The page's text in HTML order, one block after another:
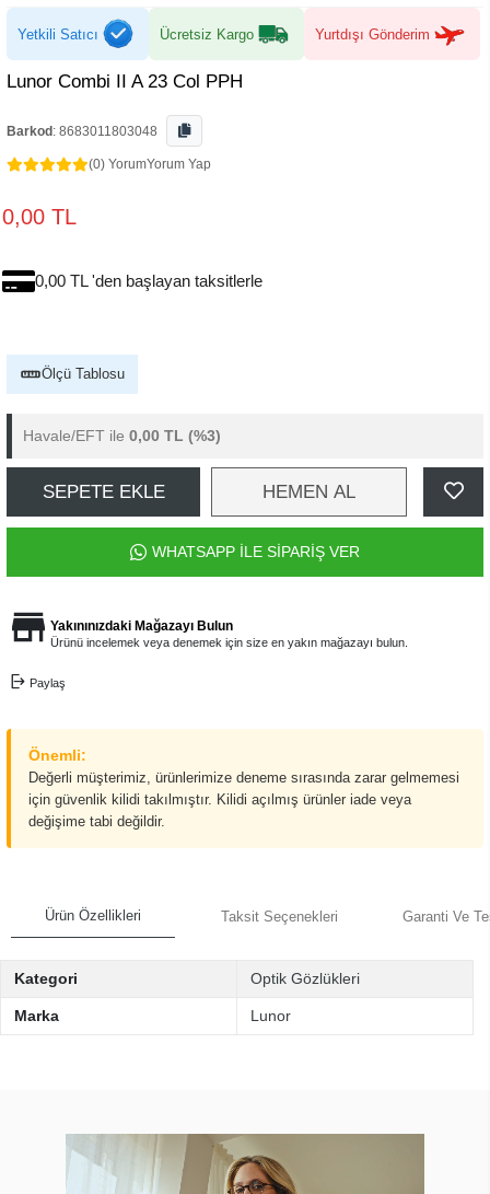
Yetkili Satıcı Ücretsiz Kargo Yurtdışı Gönderim
Lunor Combi II A 23 Col PPH
Barkod : 8683011803048
(0) YorumYorum Yap
0,00 TL
0,00 TL 'den başlayan taksitlerle
Ölçü Tablosu
Havale/EFT ile 0,00 TL (%3)
SEPETE EKLE HEMEN AL
WHATSAPP İLE SİPARİŞ VER
Yakınınızdaki Mağazayı Bulun
Ürünü incelemek veya denemek için size en yakın mağazayı bulun.
Paylaş
Önemli:
Değerli müşterimiz, ürünlerimize deneme sırasında zarar gelmemesi
için güvenlik kilidi takılmıştır. Kilidi açılmış ürünler iade veya
değişime tabi değildir.
Ürün Özellikleri Taksit Seçenekleri Garanti Ve
Kategori Optik Gözlükleri
Marka Lunor